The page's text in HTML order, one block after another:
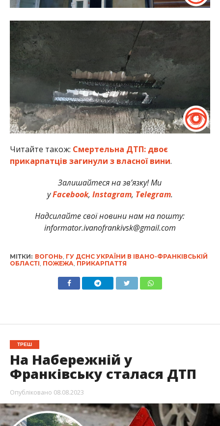
Читайте також: Смертельна ДТП: двоє
прикарпатців загинули з власної вини.
Залишайтеся на зв’язку! Ми
уFacebook, Instagram, Telegram.
Надсилайте свої новини нам на пошту:
informator.ivanofrankivsk@gmail.com
МІТКИ: ВОГОНЬ ГУ ДСНС УКРАЇНИ В ІВАНО-ФРАНКІВСЬКІЙ
ОБЛАСТІ ПОЖЕЖА ПРИКАРПАТТЯ
ТРЕШ
На Набережній у
Франківську сталася ДТП
Опубліковано 08.08.2023